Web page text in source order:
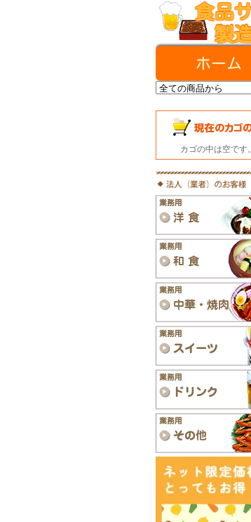
カゴの中は空です。